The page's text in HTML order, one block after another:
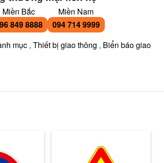
Miền Bắc
849 8888
Miền Nam
094 714 9999
mục , Thiết bị giao thông , Biển báo giao